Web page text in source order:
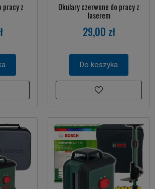
pracy z Okulary czerwone do pracy z
laserem
29,00 zł
Do koszyka